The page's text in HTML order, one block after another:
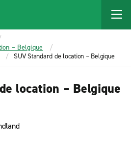
– Belgique
SUV Standard de location – Belgique
location – Belgique